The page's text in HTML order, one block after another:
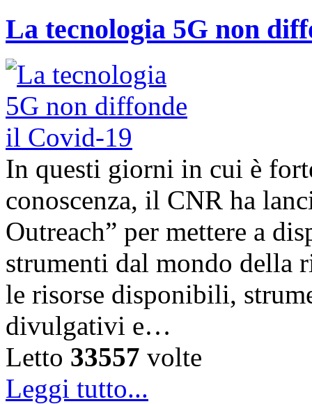
La tecnologia 5G non
In questi giorni in cui è
conoscenza, il CNR ha
Outreach” per mettere a
strumenti dal mondo della
le risorse disponibili,
divulgativi e…
Letto 33557 volte
Leggi tutto...